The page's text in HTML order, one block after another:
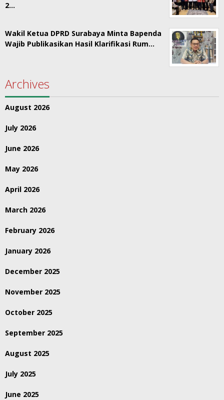
2…
Wakil Ketua DPRD Surabaya Minta Bapenda
Wajib Publikasikan Hasil Klarifikasi Rum…
Archives
August 2026
July 2026
June 2026
May 2026
April 2026
March 2026
February 2026
January 2026
December 2025
November 2025
October 2025
September 2025
August 2025
July 2025
June 2025